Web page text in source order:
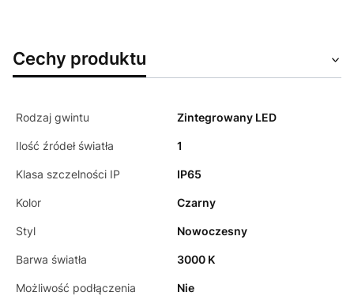
Cechy produktu
Rodzaj gwintu Zintegrowany LED
Ilość źródeł światła 1
Klasa szczelności IP IP65
Kolor Czarny
Styl Nowoczesny
Barwa światła 3000 K
Możliwość podłączenia
Nie